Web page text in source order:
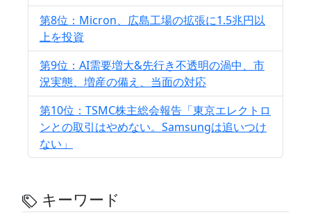
第8位：Micron、広島工場の拡張に1.5兆円以
上を投資
第9位：AI需要増大&先行き不透明の渦中、市
況実態、増産の備え、当面の対応
第10位：TSMC株主総会報告「東京エレクトロ
ンとの取引はやめない。Samsungは追いつけ
ない」
キーワード